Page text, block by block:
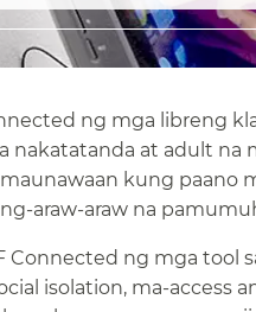
ng mga libreng
nakatatanda at adult
kung paano
araw-araw na
Connected ng mga tool
isolation, ma-access